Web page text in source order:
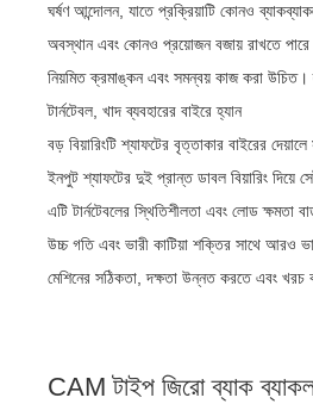
ঘর্ষণ আন্দোলন, যাতে প্রক্রিয়াটি কোনও
অবস্থান এবং কোনও প্রয়োজন বজায় রাখতে পারে
নিয়মিত ক্রমাঙ্কন এবং সমন্বয় কাজ করা উচিত।
টার্নটেবল, খাদ ব্যবহারের বাইরে হ্যান
বড় বিয়ারিংটি শ্যাফটের বৃত্তাকার বাইরের
ইনপুট শ্যাফটের দুই প্রান্ত ডাবল বিয়ারিং দিয়ে
এটি টার্নটেবলের স্থিতিশীলতা এবং লোড ক্ষমতা
উচ্চ গতি এবং ভারী কাটিয়া শক্তির সাথে আরও
মেশিনের সঠিকতা, দক্ষতা উন্নত করতে এবং খরচ
CAM টাইপ জিরো ব্যাক